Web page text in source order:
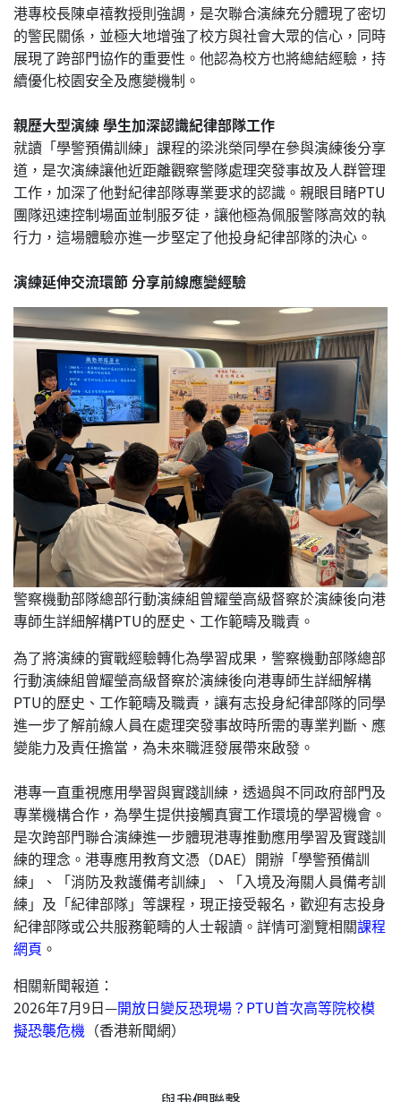
港專校長陳卓禧教授則強調，是次聯合演練充分體現了密切
的警民關係，並極大地增強了校方與社會大眾的信心，同時
展現了跨部門協作的重要性。他認為校方也將總結經驗，持
續優化校園安全及應變機制。
親歷大型演練 學生加深認識紀律部隊工作
就讀「學警預備訓練」課程的梁洮榮同學在參與演練後分享
道，是次演練讓他近距離觀察警隊處理突發事故及人群管理
工作，加深了他對紀律部隊專業要求的認識。親眼目睹PTU
團隊迅速控制場面並制服歹徒，讓他極為佩服警隊高效的執
行力，這場體驗亦進一步堅定了他投身紀律部隊的決心。
演練延伸交流環節 分享前線應變經驗
警察機動部隊總部行動演練組曾耀瑩高級督察於演練後向港
專師生詳細解構PTU的歷史、工作範疇及職責。
為了將演練的實戰經驗轉化為學習成果，警察機動部隊總部
行動演練組曾耀瑩高級督察於演練後向港專師生詳細解構
PTU的歷史、工作範疇及職責，讓有志投身紀律部隊的同學
進一步了解前線人員在處理突發事故時所需的專業判斷、應
變能力及責任擔當，為未來職涯發展帶來啟發。
港專一直重視應用學習與實踐訓練，透過與不同政府部門及
專業機構合作，為學生提供接觸真實工作環境的學習機會。
是次跨部門聯合演練進一步體現港專推動應用學習及實踐訓
練的理念。港專應用教育文憑（DAE）開辦「學警預備訓
練」、「消防及救護備考訓練」、「入境及海關人員備考訓
練」及「紀律部隊」等課程，現正接受報名，歡迎有志投身
紀律部隊或公共服務範疇的人士報讀。詳情可瀏覽相關課程
網頁 。
相關新聞報道：
2026年7月9日—開放日變反恐現場？PTU首次高等院校模
擬恐襲危機 （香港新聞網）